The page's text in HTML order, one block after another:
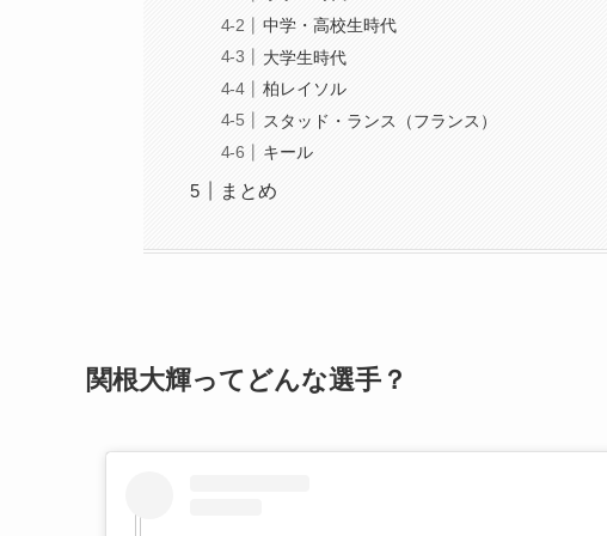
中学・高校生時代
大学生時代
柏レイソル
スタッド・ランス（フランス）
キール
まとめ
関根大輝ってどんな選手？